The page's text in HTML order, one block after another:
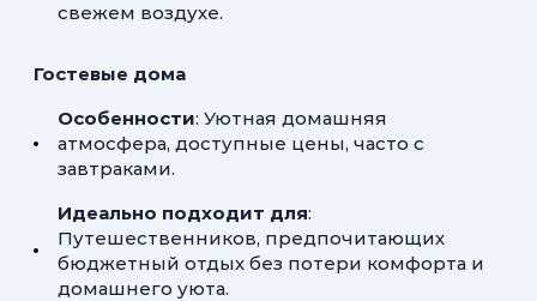
свежем воздухе.
Гостевые дома
Особенности: Уютная домашняя
атмосфера, доступные цены, часто с
завтраками.
Идеально подходит для:
Путешественников, предпочитающих
бюджетный отдых без потери комфорта и
домашнего уюта.